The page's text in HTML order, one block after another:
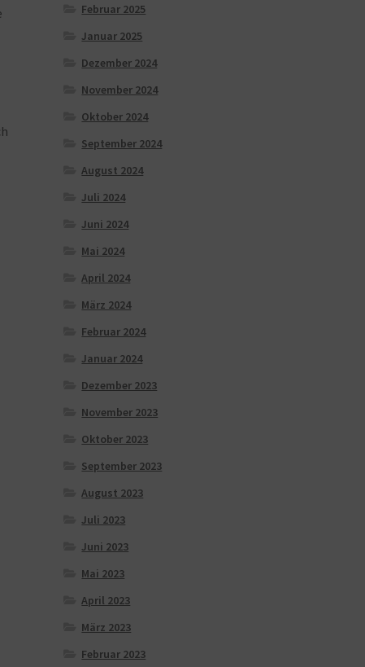
Februar 2025
Januar 2025
Dezember 2024
November 2024
Oktober 2024
September 2024
August 2024
Juli 2024
Juni 2024
Mai 2024
April 2024
März 2024
Februar 2024
Januar 2024
Dezember 2023
November 2023
Oktober 2023
September 2023
August 2023
Juli 2023
Juni 2023
Mai 2023
April 2023
März 2023
Februar 2023